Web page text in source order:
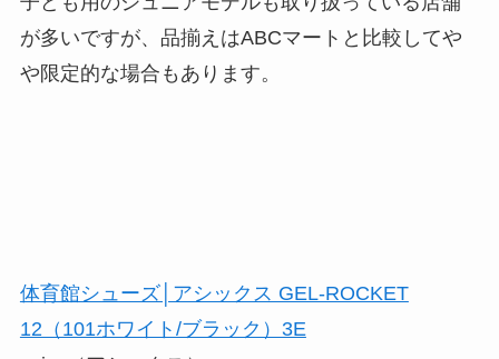
が多いですが、品揃えはABCマートと比較してや
や限定的な場合もあります。
体育館シューズ│アシックス GEL-ROCKET
12（101ホワイト/ブラック）3E